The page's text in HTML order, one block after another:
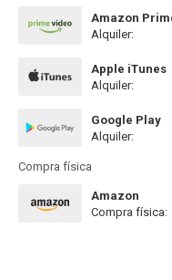
Amazon
Alquiler:
Apple iTunes
Alquiler:
Google Play
Alquiler:
Compra física
Amazon
Compra física: